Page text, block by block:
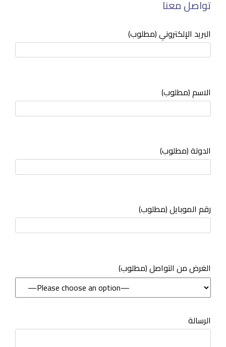
تواصل معنا
البريد الإلكتروني (مطلوب)
الاسم (مطلوب)
الدولة (مطلوب)
رقم الموبايل (مطلوب)
(مطلوب) الغرض من التواصل
الرسالة